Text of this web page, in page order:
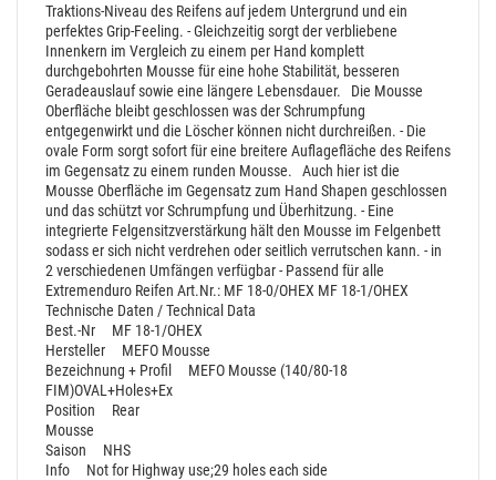
Traktions-Niveau des Reifens auf jedem Untergrund und ein
perfektes Grip-Feeling. - Gleichzeitig sorgt der verbliebene
Innenkern im Vergleich zu einem per Hand komplett
durchgebohrten Mousse für eine hohe Stabilität, besseren
Geradeauslauf sowie eine längere Lebensdauer.
Die Mousse
Oberfläche bleibt geschlossen was der Schrumpfung
entgegenwirkt und die Löscher können nicht durchreißen. - Die
ovale Form sorgt sofort für eine breitere Auflagefläche des Reifens
im Gegensatz zu einem runden Mousse.
Auch hier ist die
Mousse Oberfläche im Gegensatz zum Hand Shapen geschlossen
und das schützt vor Schrumpfung und Überhitzung. - Eine
integrierte Felgensitzverstärkung hält den Mousse im Felgenbett
sodass er sich nicht verdrehen oder seitlich verrutschen kann. - in
2 verschiedenen Umfängen verfügbar- Passend für alle
Extremenduro Reifen Art.Nr.: MF 18-0/OHEX MF 18-1/OHEX
Technische Daten / Technical Data
Best.-Nr MF 18-1/OHEX
Hersteller MEFO Mousse
Bezeichnung + Profil MEFO Mousse (140/80-18
FIM)OVAL+Holes+Ex
Position Rear
Mousse
Saison NHS
Info Not for Highway use;29 holes each side